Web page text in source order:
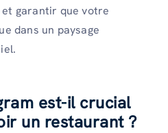
garantir que votre
dans un paysage
est-il crucial
un restaurant ?